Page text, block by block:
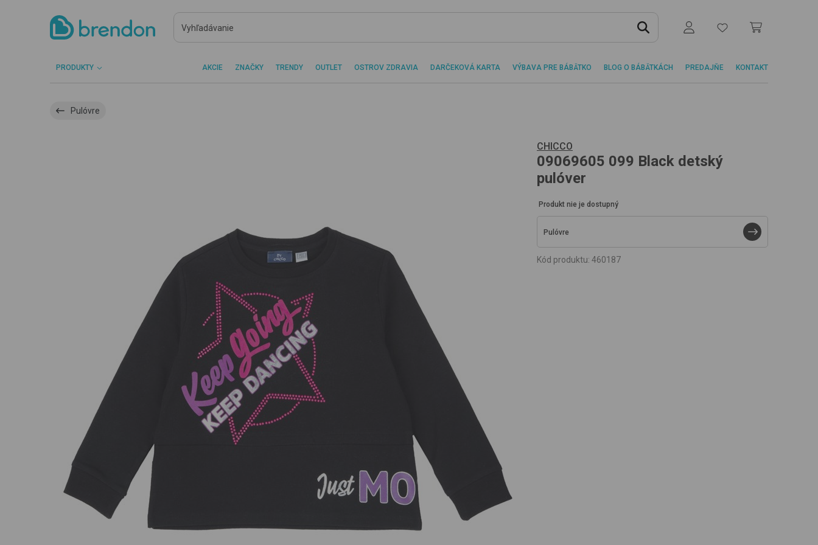
PRODUKTY AKCIE ZNAČKY TRENDY OUTLET OSTROV ZDRAVIA DARČEKOVÁ KARTA VÝBAVA PRE BÁBÄTKO BLOG O BÁBÄTKÁCH PREDAJŇE KONTAKT
Pulóvre
CHICCO
09069605 099 Black detský
pulóver
Produkt nie je dostupný
Pulóvre
Kód produktu: 460187